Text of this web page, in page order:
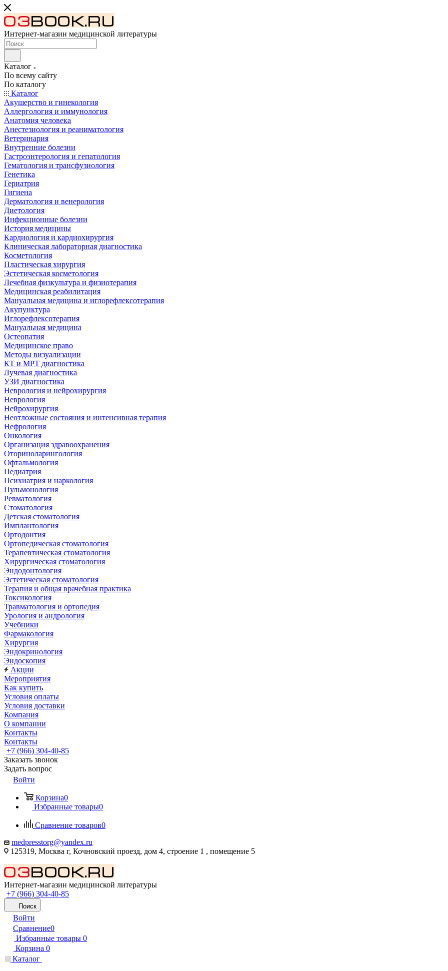
Интернет-магазин медицинской литературы
Каталог
По всему сайту
По каталогу
Каталог
Акушерство и гинекология
Аллергология и иммунология
Анатомия человека
Анестезиология и реаниматология
Ветеринария
Внутренние болезни
Гастроэнтерология и гепатология
Гематология и трансфузиология
Генетика
Гериатрия
Гигиена
Дерматология и венерология
Диетология
Инфекционные болезни
История медицины
Кардиология и кардиохирургия
Клиническая лабораторная диагностика
Косметология
Пластическая хирургия
Эстетическая косметология
Лечебная физкультура и физиотерапия
Медицинская реабилитация
Мануальная медицина и иглорефлексотерапия
Акупунктура
Иглорефлексотерапия
Мануальная медицина
Остеопатия
Медицинское право
Методы визуализации
КТ и МРТ диагностика
Лучевая диагностика
УЗИ диагностика
Неврология и нейрохирургия
Неврология
Нейрохирургия
Неотложные состояния и интенсивная терапия
Нефрология
Онкология
Организация здравоохранения
Оториноларингология
Офтальмология
Педиатрия
Психиатрия и наркология
Пульмонология
Ревматология
Стоматология
Детская стоматология
Имплантология
Ортодонтия
Ортопедическая стоматология
Терапевтическая стоматология
Хирургическая стоматология
Эндодонтология
Эстетическая стоматология
Терапия и общая врачебная практика
Токсикология
Травматология и ортопедия
Урология и андрология
Учебники
Фармакология
Хирургия
Эндокринология
Эндоскопия
Акции
Мероприятия
Как купить
Условия оплаты
Условия доставки
Компания
О компании
Контакты
Контакты
+7 (966) 304-40-85
Заказать звонок
Задать вопрос
Войти
Корзина0
Избранные товары0
Сравнение товаров0
medpresstorg@yandex.ru
125319, Москва г, Кочновский проезд, дом 4, строение 1 , помещение 5
Интернет-магазин медицинской литературы
+7 (966) 304-40-85
Поиск
Войти
Сравнение0
Избранные товары 0
Корзина 0
Каталог